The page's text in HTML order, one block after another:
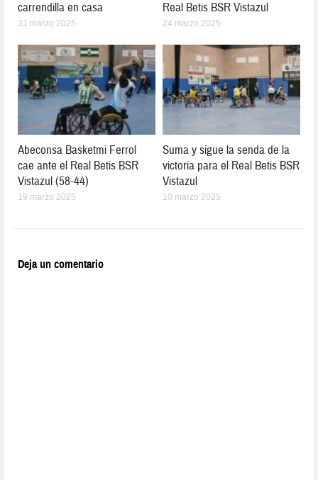
carrendilla en casa
31 marzo 2025
Real Betis BSR Vistazul
24 marzo 2025
Abeconsa Basketmi Ferrol
cae ante el Real Betis BSR
Vistazul (58-44)
19 marzo 2025
Suma y sigue la senda de la
victoria para el Real Betis BSR
Vistazul
10 marzo 2025
Deja un comentario